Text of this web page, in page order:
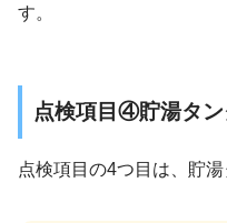
す。
点検項目④貯湯タン
点検項目の4つ目は、貯湯